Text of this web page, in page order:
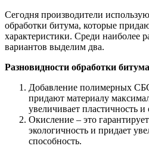
Сегодня производители
обработки битума, которые
характеристики. Среди наиболее
вариантов выделим два.
Разновидности обработки
Добавление полимерных
придают материалу
увеличивает пластичность
Окисление – это
экологичность и придает
способность.